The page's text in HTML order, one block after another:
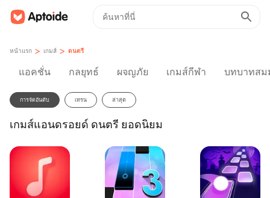
หน้าแรก > เกมส์ > ดนตรี
แอคชั่น กลยุทธ์ ผจญภัย เกมส์กีฬา บทบาทสม
การจัดอันดับ เทรน ล่าสุด
เกมส์แอนดรอยด์ ดนตรี ยอดนิยม